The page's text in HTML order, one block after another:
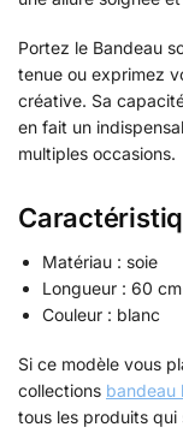
Portez le Bandeau
tenue ou exprimez
créative. Sa
en fait un
multiples occasions.
Matériau : soie
Longueur : 60
Couleur : blanc
Si ce modèle vous
collections bandeau
tous les produits qui